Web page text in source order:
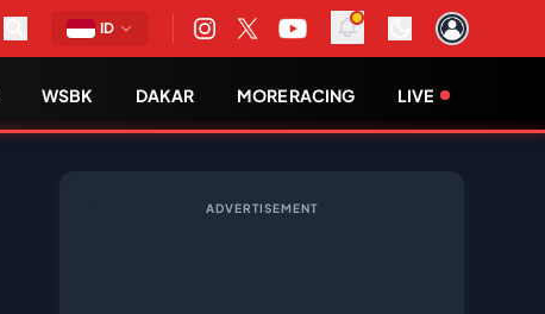
ID
WSBK DAKAR MORE RACING LIVE
ADVERTISEMENT